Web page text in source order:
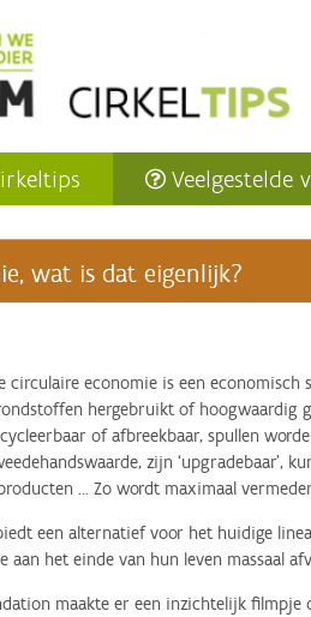
Veelgestelde
wat is dat eigenlijk?
circulaire economie is een
hergebruikt of hoogwaardig
of afbreekbaar, spullen
zijn ‘upgradebaar’,
... Zo wordt maximaal
een alternatief voor het huidige
aan het einde van hun leven massaal
maakte er een inzichtelijk filmpje